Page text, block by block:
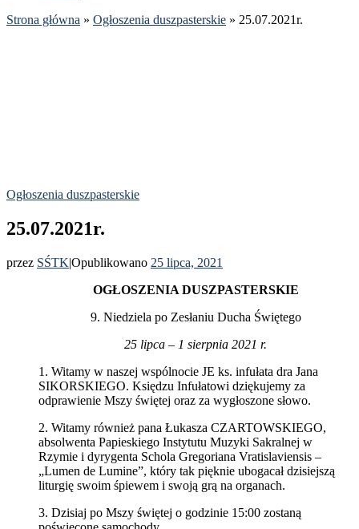
Strona główna » Ogłoszenia duszpasterskie » 25.07.2021r.
Ogłoszenia duszpasterskie
25.07.2021r.
przez SŚTK|Opublikowano 25 lipca, 2021
OGŁOSZENIA DUSZPASTERSKIE
9. Niedziela po Zesłaniu Ducha Świętego
25 lipca – 1 sierpnia 2021 r.
1. Witamy w naszej wspólnocie JE ks. infułata dra Jana
SIKORSKIEGO. Księdzu Infułatowi dziękujemy za
odprawienie Mszy świętej oraz za wygłoszone słowo.
2. Witamy również pana Łukasza CZARTOWSKIEGO,
absolwenta Papieskiego Instytutu Muzyki Sakralnej w
Rzymie i dyrygenta Schola Gregoriana Vratislaviensis –
„Lumen de Lumine”, który tak pięknie ubogacał dzisiejszą
liturgię swoim śpiewem i swoją grą na organach.
3. Dzisiaj po Mszy świętej o godzinie 15:00 zostaną